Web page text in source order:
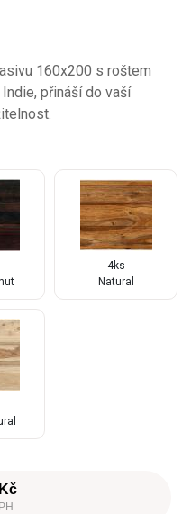
160x200 s roštem
přináší do vaší
4ks
Natural